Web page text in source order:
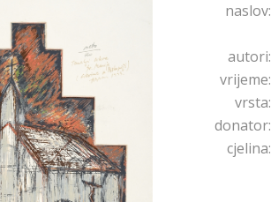
naslov:
autori:
vrijeme:
vrsta:
donator:
cjelina: